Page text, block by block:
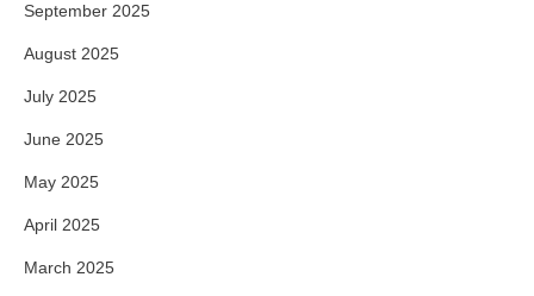
September 2025
August 2025
July 2025
June 2025
May 2025
April 2025
March 2025